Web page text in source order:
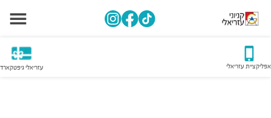
אפליקציית עזריאלי עזריאלי גיפטקארד